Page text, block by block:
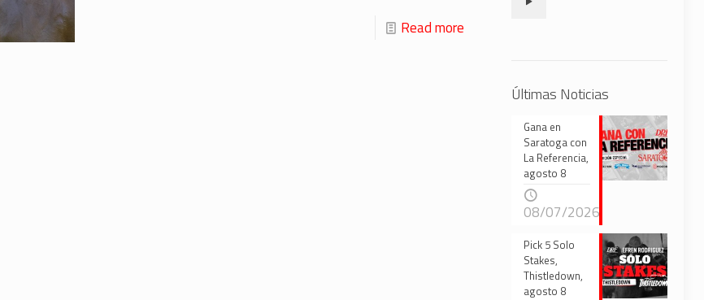
Read more
Últimas Noticias
Gana en
Saratoga con
La Referencia,
agosto 8
08/07/2026
Pick 5 Solo
Stakes,
Thistledown,
agosto 8